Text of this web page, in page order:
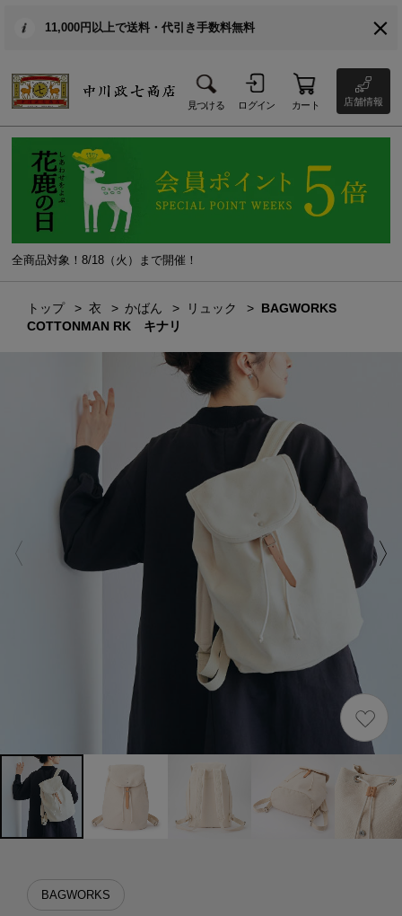
11,000円以上で送料・代引き手数料無料
見つける ログイン カート 店舗情報
全商品対象！8/18（火）まで開催！
トップ 衣 かばん リュック
BAGWORKS
COTTONMAN RK キナリ
BAGWORKS